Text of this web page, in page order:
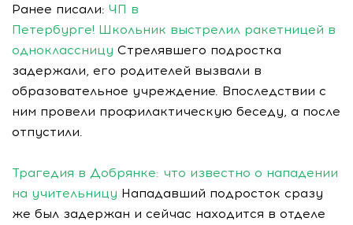
Ранее писали: ЧП в
Петербурге! Школьник выстрелил ракетницей в
одноклассницу Стрелявшего подростка
задержали, его родителей вызвали в
образовательное учреждение. Впоследствии с
ним провели профилактическую беседу, а после
отпустили.
Трагедия в Добрянке: что известно о нападении
на учительницу Нападавший подросток сразу
же был задержан и сейчас находится в отделе